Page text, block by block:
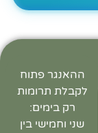
ההאנגר פתוח
לקבלת תרומות
רק בימים:
שני וחמישי בין